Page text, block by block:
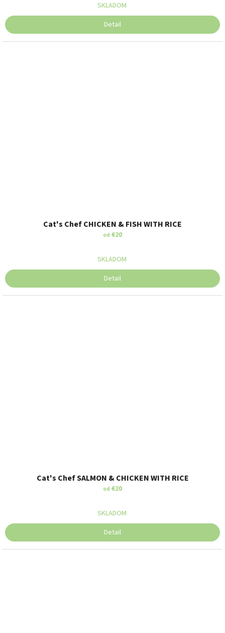
SKLADOM
Detail
Cat's Chef CHICKEN & FISH WITH RICE
od €20
SKLADOM
Detail
Cat's Chef SALMON & CHICKEN WITH RICE
od €20
SKLADOM
Detail